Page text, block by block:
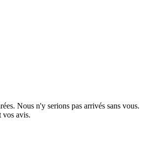
Nous n'y serions pas arrivés sans vous.
vos avis.